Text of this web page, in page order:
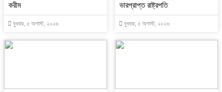
করীম
বুধবার, ৫ অগাস্ট, ২০২৬
ভারপ্রাপ্ত রাষ্ট্রপতি
বুধবার, ৫ অগাস্ট, ২০২৬